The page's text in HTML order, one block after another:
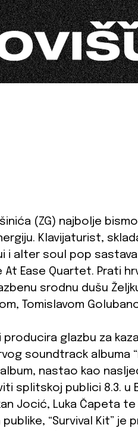
(ZG) najbolje
Klavijaturist,
i alter soul pop
At Ease Quartet. Prati
srodnu dušu
Tomislavom
producira glazbu za
soundtrack albuma
nastao kao
splitskoj publici 8.3. u
Jocić, Luka Čapeta
publike, “Survival Kit”